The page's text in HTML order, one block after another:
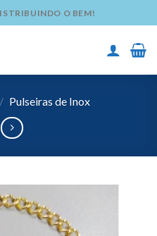
O BEM!
/ Pulseiras de Inox